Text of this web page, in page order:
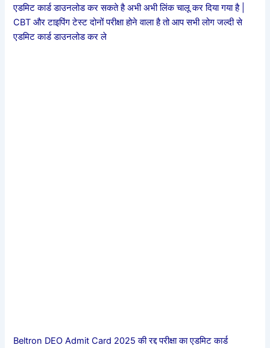
एडमिट कार्ड डाउनलोड कर सकते है अभी अभी लिंक चालू कर दिया गया है |
CBT और टाइपिंग टेस्ट दोनों परीक्षा होने वाला है तो आप सभी लोग जल्दी से
एडमिट कार्ड डाउनलोड कर ले
Beltron DEO Admit Card 2025 की रद्द परीक्षा का एडमिट कार्ड